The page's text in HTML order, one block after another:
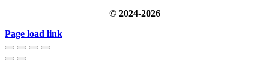
© 2024-2026
Page load link